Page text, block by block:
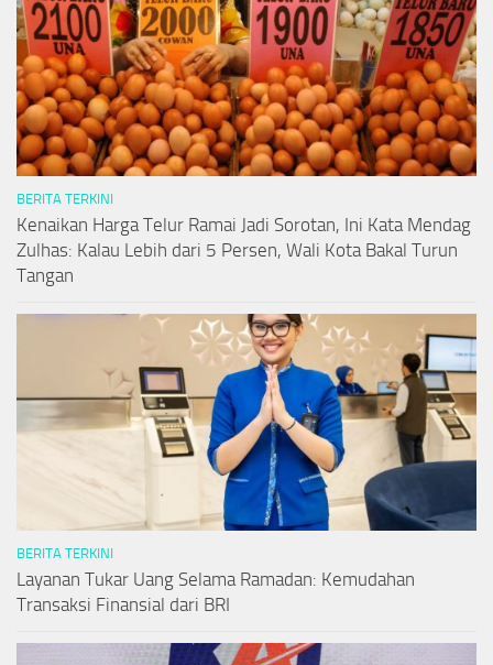
BERITA TERKINI
Kenaikan Harga Telur Ramai Jadi Sorotan, Ini Kata Mendag
Zulhas: Kalau Lebih dari 5 Persen, Wali Kota Bakal Turun
Tangan
BERITA TERKINI
Layanan Tukar Uang Selama Ramadan: Kemudahan
Transaksi Finansial dari BRI